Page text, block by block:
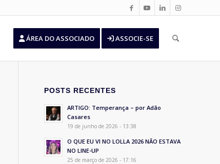
ÁREA DO ASSOCIADO ASSOCIE-SE
POSTS RECENTES
ARTIGO: Temperança – por Adão
Casares
19 de junho de 2026 - 13:38
O QUE EU VI NO LOLLA 2026 NÃO ESTAVA
NO LINE-UP
25 de março de 2026 - 17:16